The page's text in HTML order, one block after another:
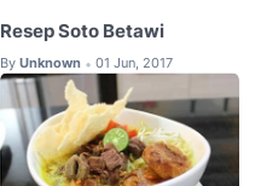
Resep Soto Betawi
By Unknown • 01 Jun, 2017